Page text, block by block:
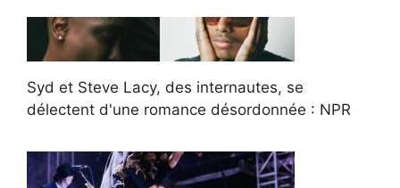
Syd et Steve Lacy, des internautes, se
délectent d'une romance désordonnée : NPR